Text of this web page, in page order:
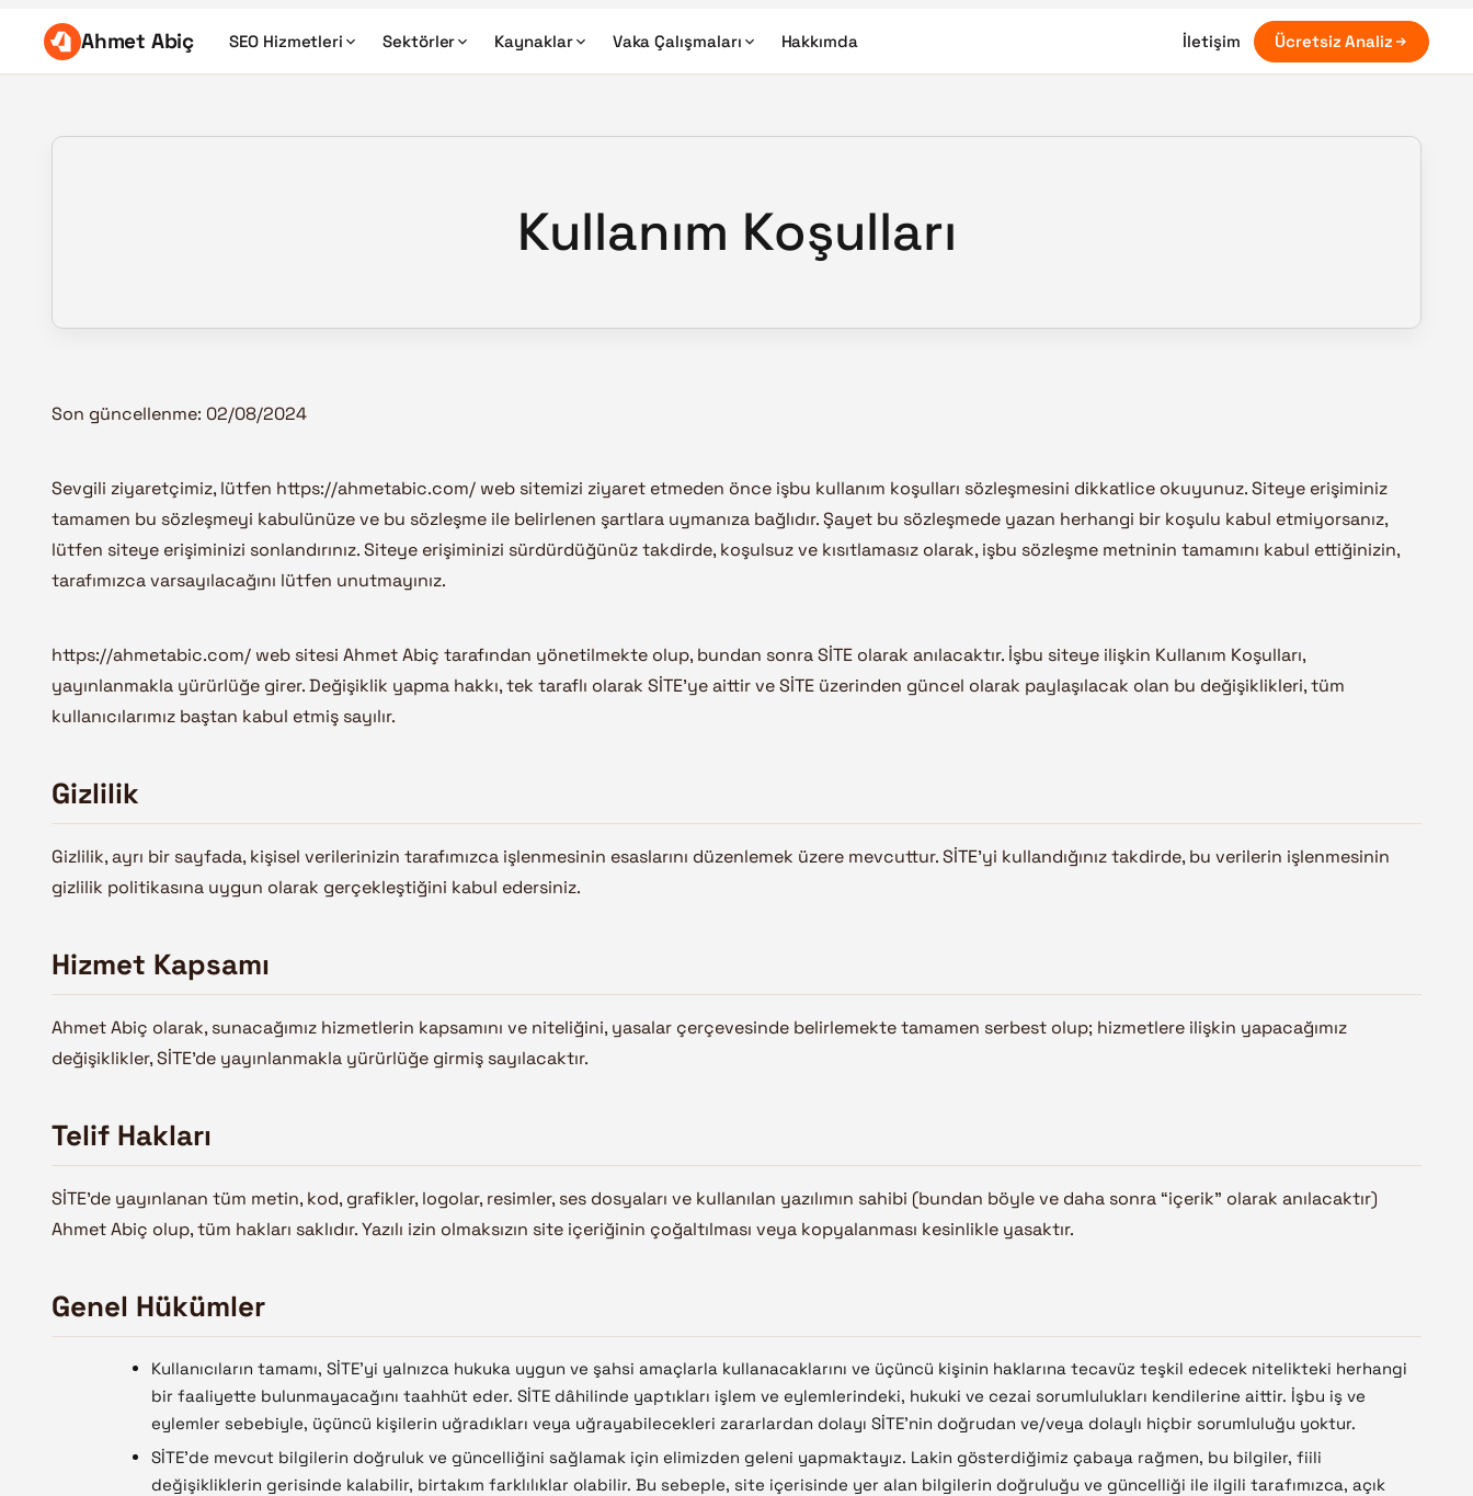
Ahmet Abiç SEO Hizmetleri Sektörler Kaynaklar Vaka Çalışmaları Hakkımda İletişim Ücretsiz Analiz
Kullanım Koşulları
Son güncellenme: 02/08/2024
Sevgili ziyaretçimiz, lütfen https://ahmetabic.com/ web sitemizi ziyaret etmeden önce işbu kullanım koşulları sözleşmesini dikkatlice okuyunuz. Siteye erişiminiz
tamamen bu sözleşmeyi kabulünüze ve bu sözleşme ile belirlenen şartlara uymanıza bağlıdır. Şayet bu sözleşmede yazan herhangi bir koşulu kabul etmiyorsanız,
lütfen siteye erişiminizi sonlandırınız. Siteye erişiminizi sürdürdüğünüz takdirde, koşulsuz ve kısıtlamasız olarak, işbu sözleşme metninin tamamını kabul ettiğinizin,
tarafımızca varsayılacağını lütfen unutmayınız.
https://ahmetabic.com/ web sitesi Ahmet Abiç tarafından yönetilmekte olup, bundan sonra SİTE olarak anılacaktır. İşbu siteye ilişkin Kullanım Koşulları,
yayınlanmakla yürürlüğe girer. Değişiklik yapma hakkı, tek taraflı olarak SİTE’ye aittir ve SİTE üzerinden güncel olarak paylaşılacak olan bu değişiklikleri, tüm
kullanıcılarımız baştan kabul etmiş sayılır.
Gizlilik
Gizlilik, ayrı bir sayfada, kişisel verilerinizin tarafımızca işlenmesinin esaslarını düzenlemek üzere mevcuttur. SİTE’yi kullandığınız takdirde, bu verilerin işlenmesinin
gizlilik politikasına uygun olarak gerçekleştiğini kabul edersiniz.
Hizmet Kapsamı
Ahmet Abiç olarak, sunacağımız hizmetlerin kapsamını ve niteliğini, yasalar çerçevesinde belirlemekte tamamen serbest olup; hizmetlere ilişkin yapacağımız
değişiklikler, SİTE’de yayınlanmakla yürürlüğe girmiş sayılacaktır.
Telif Hakları
SİTE’de yayınlanan tüm metin, kod, grafikler, logolar, resimler, ses dosyaları ve kullanılan yazılımın sahibi (bundan böyle ve daha sonra “içerik” olarak anılacaktır)
Ahmet Abiç olup, tüm hakları saklıdır. Yazılı izin olmaksızın site içeriğinin çoğaltılması veya kopyalanması kesinlikle yasaktır.
Genel Hükümler
Kullanıcıların tamamı, SİTE’yi yalnızca hukuka uygun ve şahsi amaçlarla kullanacaklarını ve üçüncü kişinin haklarına tecavüz teşkil edecek nitelikteki herhangi
bir faaliyette bulunmayacağını taahhüt eder. SİTE dâhilinde yaptıkları işlem ve eylemlerindeki, hukuki ve cezai sorumlulukları kendilerine aittir. İşbu iş ve
eylemler sebebiyle, üçüncü kişilerin uğradıkları veya uğrayabilecekleri zararlardan dolayı SİTE’nin doğrudan ve/veya dolaylı hiçbir sorumluluğu yoktur.
SİTE’de mevcut bilgilerin doğruluk ve güncelliğini sağlamak için elimizden geleni yapmaktayız. Lakin gösterdiğimiz çabaya rağmen, bu bilgiler, fiili
değişikliklerin gerisinde kalabilir, birtakım farklılıklar olabilir. Bu sebeple, site içerisinde yer alan bilgilerin doğruluğu ve güncelliği ile ilgili tarafımızca, açık